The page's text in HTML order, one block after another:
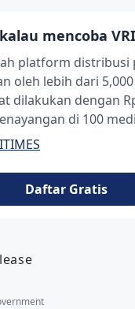
mencoba
platform distribusi
oleh lebih dari
dilakukan dengan
di 100
Daftar Gratis